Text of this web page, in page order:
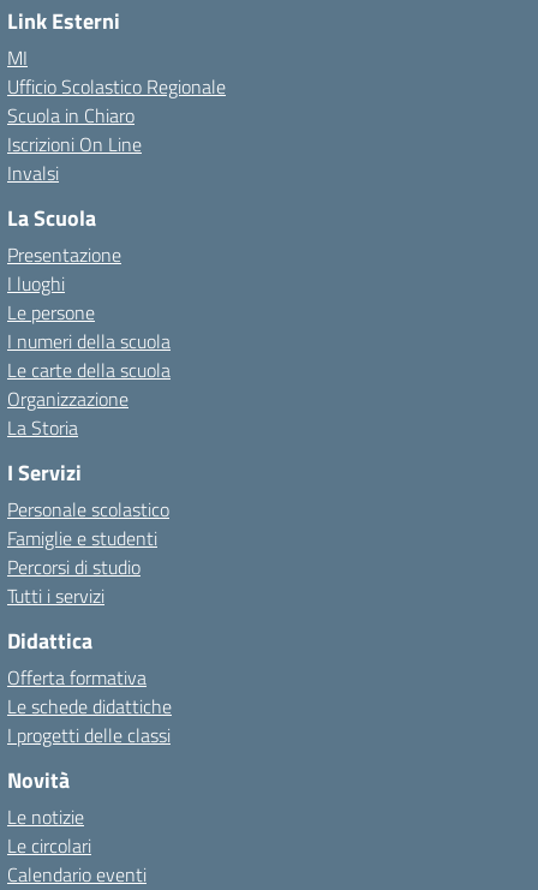
Link Esterni
MI
Ufficio Scolastico Regionale
Scuola in Chiaro
Iscrizioni On Line
Invalsi
La Scuola
Presentazione
I luoghi
Le persone
I numeri della scuola
Le carte della scuola
Organizzazione
La Storia
I Servizi
Personale scolastico
Famiglie e studenti
Percorsi di studio
Tutti i servizi
Didattica
Offerta formativa
Le schede didattiche
I progetti delle classi
Novità
Le notizie
Le circolari
Calendario eventi